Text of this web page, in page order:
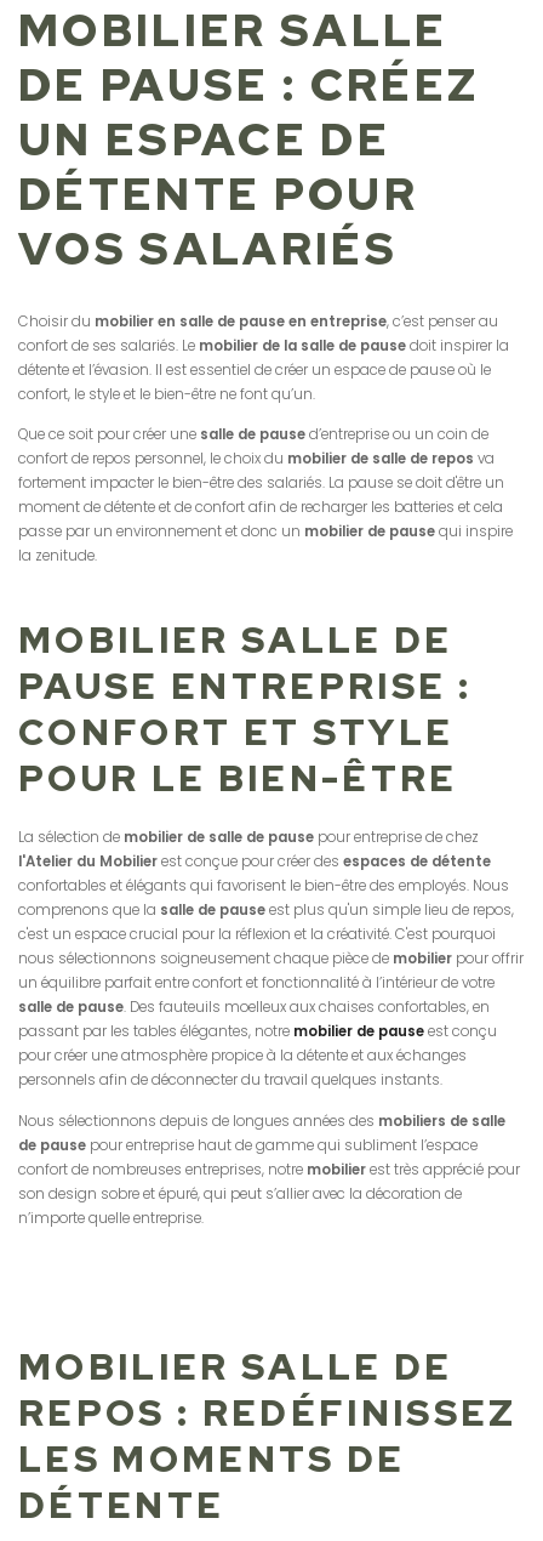
MOBILIER SALLE
DE PAUSE : CRÉEZ
UN ESPACE DE
DÉTENTE POUR
VOS SALARIÉS
Choisir du mobilier en salle de pause en entreprise, c’est penser au
confort de ses salariés. Le mobilier de la salle de pausedoit inspirer la
détente et l’évasion. Il est essentiel de créer un espace de pause où le
confort, le style et le bien-être ne font qu’un.
Que ce soit pour créer une salle de paused’entreprise ou un coin de
confort de repos personnel, le choix du mobilier de salle de repos va
fortement impacter le bien-être des salariés. La pause se doit d'être un
moment de détente et de confort afin de recharger les batteries et cela
passe par un environnement et donc un mobilier de pausequi inspire
la zenitude.
MOBILIER SALLE DE
PAUSE ENTREPRISE :
CONFORT ET STYLE
POUR LE BIEN-ÊTRE
La sélection de mobilier de salle de pause pour entreprise de chez
l'Atelier du Mobilierest conçue pour créer des espaces de détente
confortables et élégants qui favorisent le bien-être des employés. Nous
comprenons que la salle de pauseest plus qu'un simple lieu de repos,
c'est un espace crucial pour la réflexion et la créativité. C'est pourquoi
nous sélectionnons soigneusement chaque pièce de mobilier pour offrir
un équilibre parfait entre confort et fonctionnalité à l’intérieur de votre
salle de pause. Des fauteuils moelleux aux chaises confortables, en
passant par les tables élégantes, notre mobilier de pauseest conçu
pour créer une atmosphère propice à la détente et aux échanges
personnels afin de déconnecter du travail quelques instants.
Nous sélectionnons depuis de longues années des mobiliers de salle
de pause pour entreprise haut de gamme qui subliment l’espace
confort de nombreuses entreprises, notre mobilierest très apprécié pour
son design sobre et épuré, qui peut s’allier avec la décoration de
n’importe quelle entreprise.
MOBILIER SALLE DE
REPOS : REDÉFINISSEZ
LES MOMENTS DE
DÉTENTE